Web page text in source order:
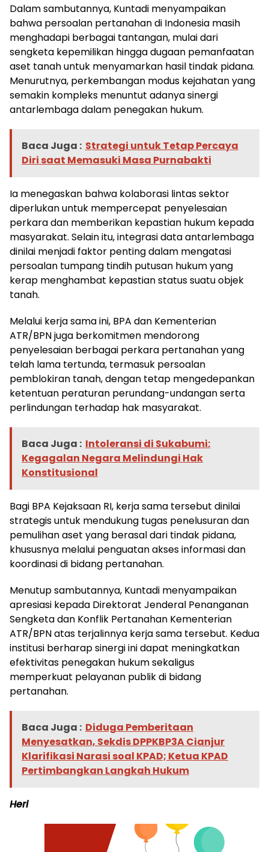
Dalam sambutannya, Kuntadi menyampaikan
bahwa persoalan pertanahan di Indonesia masih
menghadapi berbagai tantangan, mulai dari
sengketa kepemilikan hingga dugaan pemanfaatan
aset tanah untuk menyamarkan hasil tindak pidana.
Menurutnya, perkembangan modus kejahatan yang
semakin kompleks menuntut adanya sinergi
antarlembaga dalam penegakan hukum.
Baca Juga : Strategi untuk Tetap Percaya
Diri saat Memasuki Masa Purnabakti
Ia menegaskan bahwa kolaborasi lintas sektor
diperlukan untuk mempercepat penyelesaian
perkara dan memberikan kepastian hukum kepada
masyarakat. Selain itu, integrasi data antarlembaga
dinilai menjadi faktor penting dalam mengatasi
persoalan tumpang tindih putusan hukum yang
kerap menghambat kepastian status suatu objek
tanah.
Melalui kerja sama ini, BPA dan Kementerian
ATR/BPN juga berkomitmen mendorong
penyelesaian berbagai perkara pertanahan yang
telah lama tertunda, termasuk persoalan
pemblokiran tanah, dengan tetap mengedepankan
ketentuan peraturan perundang-undangan serta
perlindungan terhadap hak masyarakat.
Baca Juga : Intoleransi di Sukabumi:
Kegagalan Negara Melindungi Hak
Konstitusional
Bagi BPA Kejaksaan RI, kerja sama tersebut dinilai
strategis untuk mendukung tugas penelusuran dan
pemulihan aset yang berasal dari tindak pidana,
khususnya melalui penguatan akses informasi dan
koordinasi di bidang pertanahan.
Menutup sambutannya, Kuntadi menyampaikan
apresiasi kepada Direktorat Jenderal Penanganan
Sengketa dan Konflik Pertanahan Kementerian
ATR/BPN atas terjalinnya kerja sama tersebut. Kedua
institusi berharap sinergi ini dapat meningkatkan
efektivitas penegakan hukum sekaligus
memperkuat pelayanan publik di bidang
pertanahan.
Baca Juga : Diduga Pemberitaan
Menyesatkan, Sekdis DPPKBP3A Cianjur
Klarifikasi Narasi soal KPAD; Ketua KPAD
Pertimbangkan Langkah Hukum
Heri